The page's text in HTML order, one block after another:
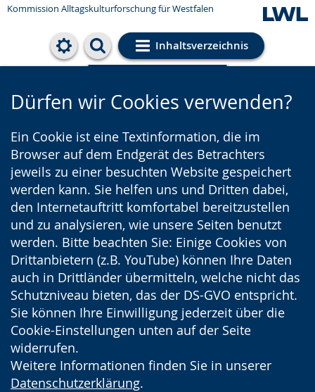
Kommission Alltagskulturforschung für Westfalen
Inhaltsverzeichnis
Cookie-Einstellungen
Dürfen wir Cookies verwenden?
Ein Cookie ist eine Textinformation, die im
Browser auf dem Endgerät des Betrachters
jeweils zu einer besuchten Website gespeichert
werden kann. Sie helfen uns und Dritten dabei,
den Internetauftritt komfortabel bereitzustellen
und zu analysieren, wie unsere Seiten benutzt
werden. Bitte beachten Sie: Einige Cookies von
Drittanbietern (z.B. YouTube) können Ihre Daten
auch in Drittländer übermitteln, welche nicht das
Schutzniveau bieten, das der DS-GVO entspricht.
Sie können Ihre Einwilligung jederzeit über die
Cookie-Einstellungen unten auf der Seite
widerrufen.
Weitere Informationen finden Sie in unserer
Datenschutzerklärung.